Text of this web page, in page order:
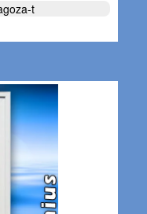
t